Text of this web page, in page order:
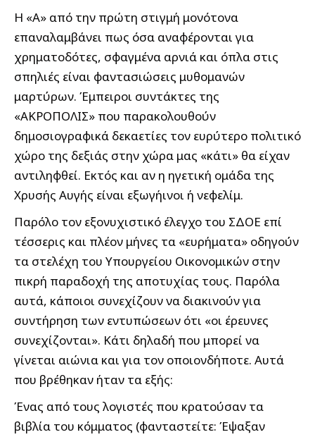
Η «Α» από την πρώτη στιγμή μονότονα
επαναλαμβάνει πως όσα αναφέρονται για
χρηματοδότες, σφαγμένα αρνιά και όπλα στις
σπηλιές είναι φαντασιώσεις μυθομανών
μαρτύρων. Έμπειροι συντάκτες της
«ΑΚΡΟΠΟΛΙΣ» που παρακολουθούν
δημοσιογραφικά δεκαετίες τον ευρύτερο πολιτικό
χώρο της δεξιάς στην χώρα μας «κάτι» θα είχαν
αντιληφθεί. Εκτός και αν η ηγετική ομάδα της
Χρυσής Αυγής είναι εξωγήινοι ή νεφελίμ.
Παρόλο τον εξονυχιστικό έλεγχο του ΣΔΟΕ επί
τέσσερις και πλέον μήνες τα «ευρήματα» οδηγούν
τα στελέχη του Υπουργείου Οικονομικών στην
πικρή παραδοχή της αποτυχίας τους. Παρόλα
αυτά, κάποιοι συνεχίζουν να διακινούν για
συντήρηση των εντυπώσεων ότι «οι έρευνες
συνεχίζονται». Κάτι δηλαδή που μπορεί να
γίνεται αιώνια και για τον οποιονδήποτε. Αυτά
που βρέθηκαν ήταν τα εξής:
Ένας από τους λογιστές που κρατούσαν τα
βιβλία του κόμματος (φανταστείτε: Έψαξαν